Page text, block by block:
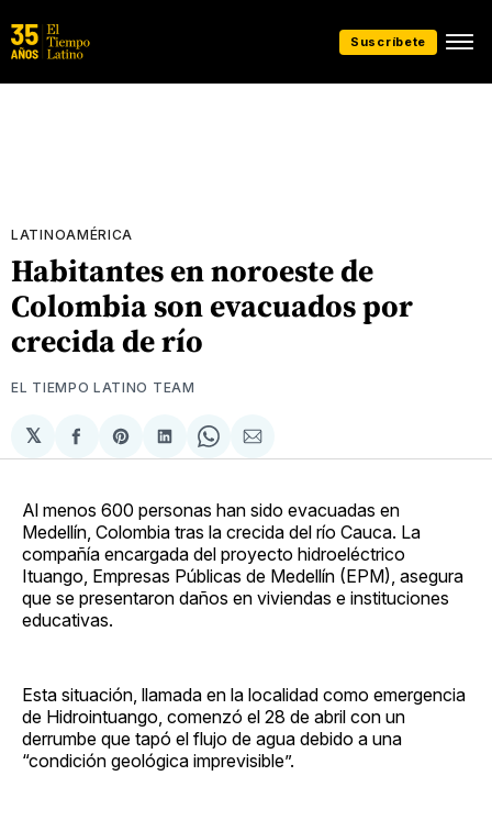
Suscríbete
LATINOAMÉRICA
Habitantes en noroeste de
Colombia son evacuados por
crecida de río
EL TIEMPO LATINO TEAM
𝕏
Compartir
en
Share
on
Compartir
en
Share
on
Compartir
via
Al menos 600 personas han sido evacuadas en
Medellín, Colombia tras la crecida del río Cauca. La
compañía encargada del proyecto hidroeléctrico
Ituango, Empresas Públicas de Medellín (EPM), asegura
que se presentaron daños en viviendas e instituciones
educativas.
Esta situación, llamada en la localidad como emergencia
de Hidrointuango, comenzó el 28 de abril con un
derrumbe que tapó el flujo de agua debido a una
“condición geológica imprevisible”.